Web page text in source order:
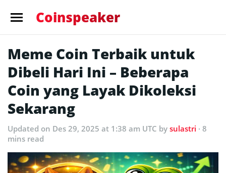
Coinspeaker
Meme Coin Terbaik untuk
Dibeli Hari Ini – Beberapa
Coin yang Layak Dikoleksi
Sekarang
Updated on Des 29, 2025 at 1:38 am UTC by sulastri · 8
mins read